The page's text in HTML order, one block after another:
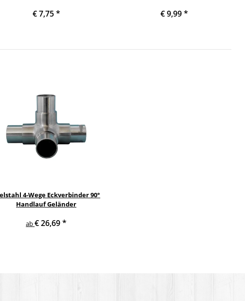
€ 7,75* € 9,99*
4-Wege Eckverbinder 90°
Handlauf Geländer
ab€ 26,69*